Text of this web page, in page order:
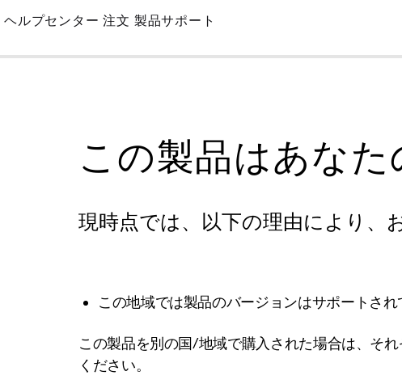
Skip
Main
ヘルプセンター 注文 製品サポート
この製品はあな
現時点では、以下の理由により、
この地域では製品のバージョンはサポートされ
この製品を別の国/地域で購入された場合は、そ
ください。